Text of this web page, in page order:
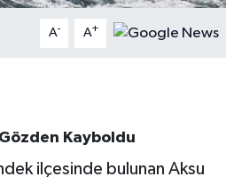
A- A+
Kayboldu
ilçesinde bulunan Aksu